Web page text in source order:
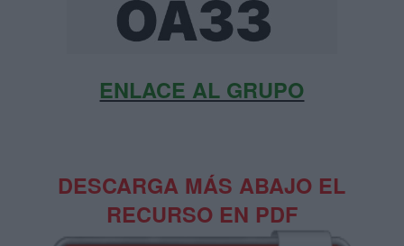
ENLACE AL GRUPO
DESCARGA MÁS ABAJO EL
RECURSO EN PDF